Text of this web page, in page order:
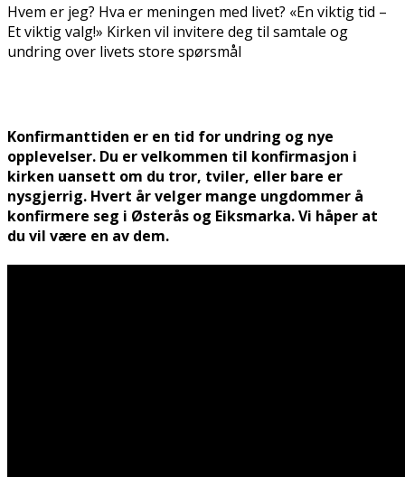
Hvem er jeg? Hva er meningen med livet? «En viktig tid –
Et viktig valg!» Kirken vil invitere deg til samtale og
undring over livets store spørsmål
Konfirmanttiden er en tid for undring og nye
opplevelser. Du er velkommen til konfirmasjon i
kirken uansett om du tror, tviler, eller bare er
nysgjerrig. Hvert år velger mange ungdommer å
konfirmere seg i Østerås og Eiksmarka. Vi håper at
du vil være en av dem.